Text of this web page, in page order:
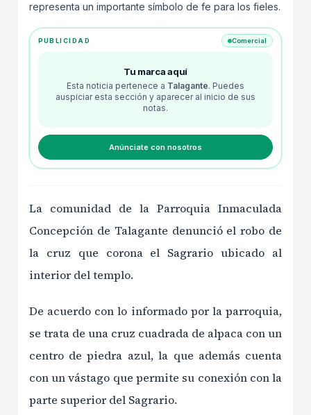
representa un importante símbolo de fe para los fieles.
PUBLICIDAD Comercial
Tu marca aquí
Esta noticia pertenece a Talagante. Puedes
auspiciar esta sección y aparecer al inicio de sus
notas.
Anúnciate con nosotros
La comunidad de la Parroquia Inmaculada
Concepción de Talagante denunció el robo de
la cruz que corona el Sagrario ubicado al
interior del templo.
De acuerdo con lo informado por la parroquia,
se trata de una cruz cuadrada de alpaca con un
centro de piedra azul, la que además cuenta
con un vástago que permite su conexión con la
parte superior del Sagrario.